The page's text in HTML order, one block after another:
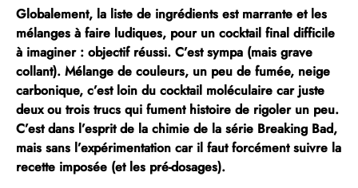
Globalement, la liste de ingrédients est marrante et les
mélanges à faire ludiques, pour un cocktail final difficile
à imaginer : objectif réussi. C’est sympa (mais grave
collant). Mélange de couleurs, un peu de fumée, neige
carbonique, c’est loin du cocktail moléculaire car juste
deux ou trois trucs qui fument histoire de rigoler un peu.
C’est dans l’esprit de la chimie de la série Breaking Bad,
mais sans l’expérimentation car il faut forcément suivre la
recette imposée (et les pré-dosages).